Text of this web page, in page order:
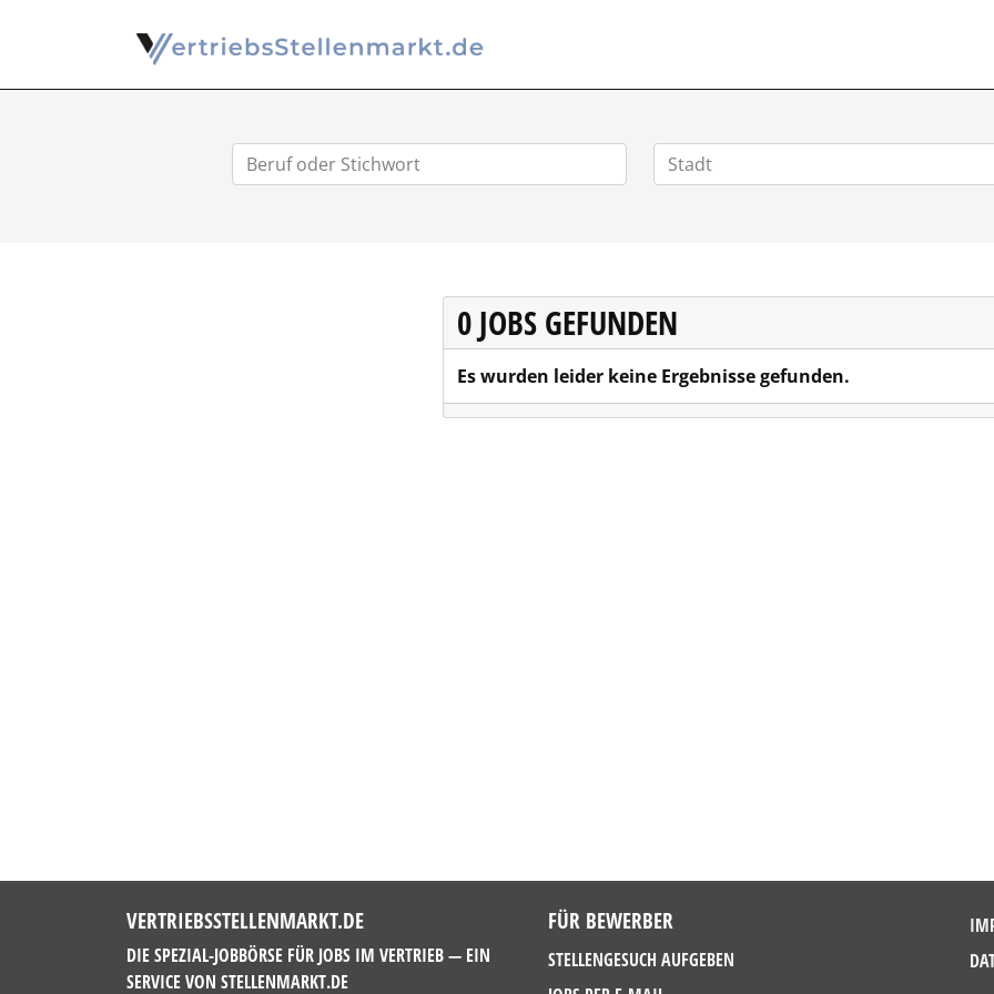
0 JOBS GEFUNDEN
Es wurden leider keine Ergebnisse gefunden.
VERTRIEBSSTELLENMARKT.DE
DIE SPEZIAL-JOBBÖRSE FÜR JOBS IM VERTRIEB — EIN
SERVICE VON STELLENMARKT.DE
FÜR BEWERBER
STELLENGESUCH AUFGEBEN